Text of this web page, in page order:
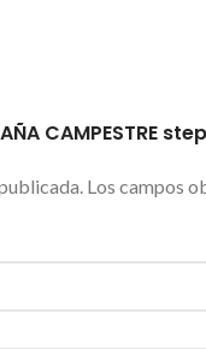
CAMPESTRE
Los campos